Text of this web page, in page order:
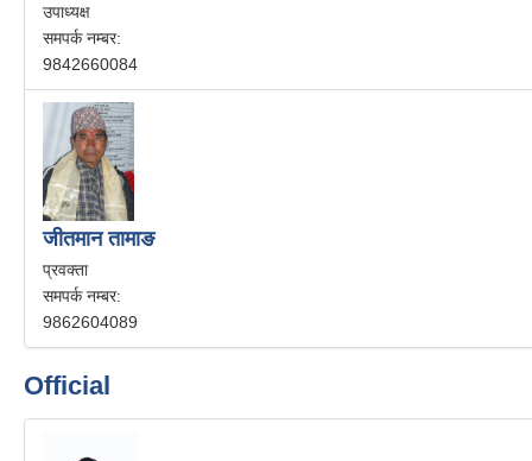
उपाध्यक्ष
समपर्क नम्बर:
9842660084
जीतमान तामाङ
प्रवक्ता
समपर्क नम्बर:
9862604089
Official